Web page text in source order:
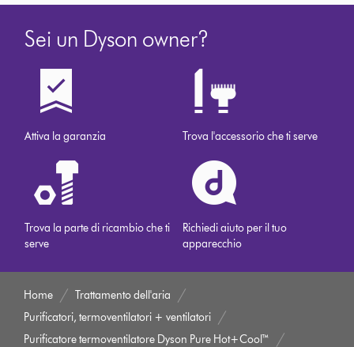
Sei un Dyson owner?
Attiva la garanzia Trova l'accessorio che ti serve
Trova la parte di ricambio che ti
serve
Richiedi aiuto per il tuo
apparecchio
Home
Trattamento dell'aria
Purificatori, termoventilatori + ventilatori
Purificatore termoventilatore Dyson Pure Hot+Cool™